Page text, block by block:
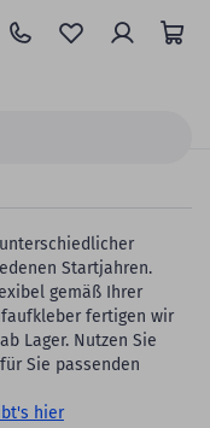
Startjahren.
gemäß Ihrer
fertigen wir
Lager. Nutzen Sie
Sie passenden
hier